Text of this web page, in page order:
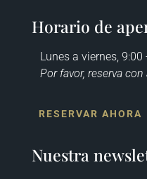
Horario de
Lunes a viernes, 9:00
Por favor, reserva
RESERVAR AHORA
Nuestra